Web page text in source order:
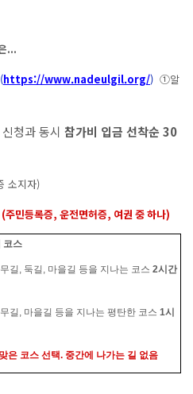
...
(https://www.nadeulgil.org/) ①알
과 동시 참가비 입금 선착순 30
소지자)
등록증, 운전면허증, 여권 중 하나)
코스
길, 둑길, 마을길 등을 지나는 코스 2시간
길, 마을길 등을 지나는 평탄한 코스 1시
택. 중간에 나가는 길 없음